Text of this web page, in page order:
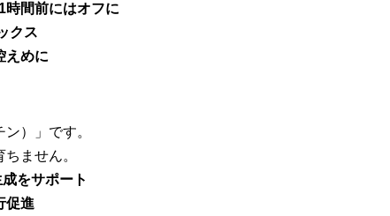
時間前にはオフに
クス
えめに
）」です。
ません。
をサポート
促進